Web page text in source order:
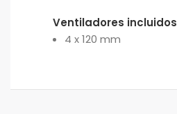
Ventiladores incluidos
4 x 120 mm